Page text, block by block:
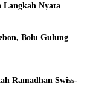
Langkah Nyata
Bolu Gulung
Ramadhan Swiss-